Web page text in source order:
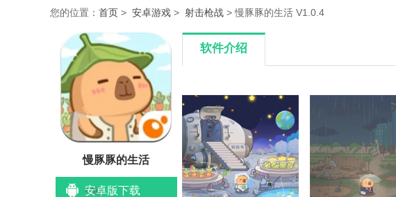
您的位置： 首页 > 安卓游戏 > 射击枪战 > 慢豚豚的生活 V1.0.4
慢豚豚的生活
安卓版下载
</li>
软件介绍